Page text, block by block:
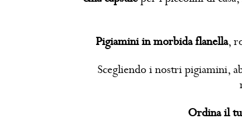
Pigiamini in morbida flanella,
Scegliendo i nostri pigiamini,
Ordina il